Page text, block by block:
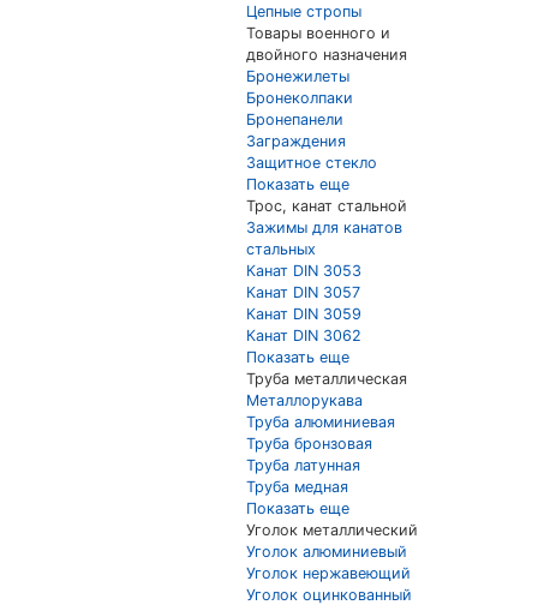
Цепные стропы
Товары военного и
двойного назначения
Бронежилеты
Бронеколпаки
Бронепанели
Заграждения
Защитное стекло
Показать еще
Трос, канат стальной
Зажимы для канатов
стальных
Канат DIN 3053
Канат DIN 3057
Канат DIN 3059
Канат DIN 3062
Показать еще
Труба металлическая
Металлорукава
Труба алюминиевая
Труба бронзовая
Труба латунная
Труба медная
Показать еще
Уголок металлический
Уголок алюминиевый
Уголок нержавеющий
Уголок оцинкованный